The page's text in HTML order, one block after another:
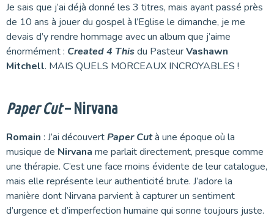
Je sais que j’ai déjà donné les 3 titres, mais ayant passé près
de 10 ans à jouer du gospel à l’Eglise le dimanche, je me
devais d’y rendre hommage avec un album que j’aime
énormément : Created 4 Thisdu PasteurVashawn
Mitchell. MAIS QUELS MORCEAUX INCROYABLES !
Paper Cut– Nirvana
Romain : J’ai découvertPaper Cutà une époque où la
musique de Nirvana me parlait directement, presque comme
une thérapie. C’est une face moins évidente de leur catalogue,
mais elle représente leur authenticité brute. J’adore la
manière dont Nirvana parvient à capturer un sentiment
d’urgence et d’imperfection humaine qui sonne toujours juste.